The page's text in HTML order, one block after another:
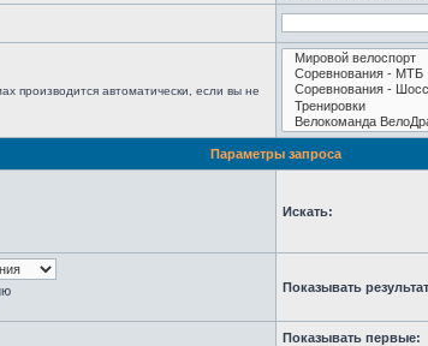
производится автоматически, если вы не
Параметры запроса
Искать:
Показывать
Показывать первые: